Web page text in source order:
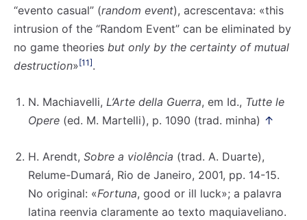
“evento casual” (random event), acrescentava: «this
intrusion of the “Random Event” can be eliminated by
no game theories but only by the certainty of mutual
destruction»[11].
N. Machiavelli, L’Arte della Guerra, em Id., Tutte le
Opere (ed. M. Martelli), p. 1090 (trad. minha) ↑
H. Arendt, Sobre a violência (trad. A. Duarte),
Relume-Dumará, Rio de Janeiro, 2001, pp. 14-15.
No original: «Fortuna, good or ill luck»; a palavra
latina reenvia claramente ao texto maquiaveliano.